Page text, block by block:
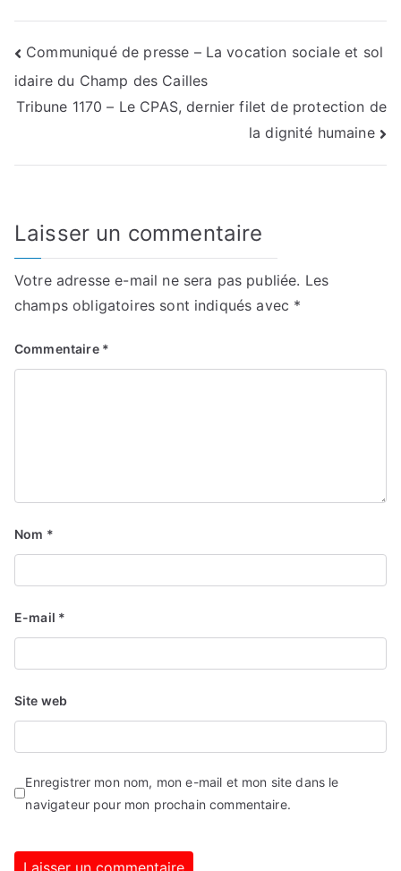
Navigation
de
Communiqué de presse – La vocation sociale et sol
idaire du Champ des Cailles
Tribune 1170 – Le CPAS, dernier filet de protection de
la dignité humaine
Laisser un commentaire
Votre adresse e-mail ne sera pas publiée. Les
champs obligatoires sont indiqués avec *
Commentaire *
Nom *
E-mail *
Site web
Enregistrer mon nom, mon e-mail et mon site dans le
navigateur pour mon prochain commentaire.